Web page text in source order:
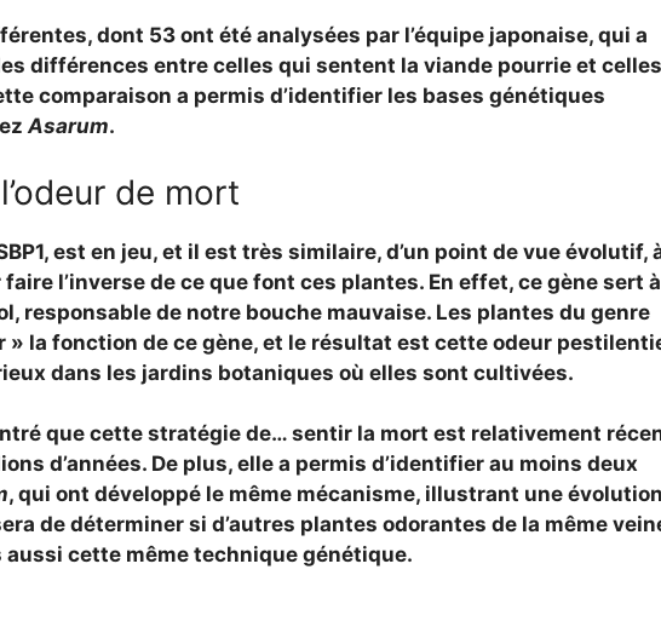
dont 53 ont été analysées par l’équipe japonaise, qui a
différences entre celles qui sentent la viande pourrie et
comparaison a permis d’identifier les bases génétiques
Asarum.
de mort
, est en jeu, et il est très similaire, d’un point de vue évolutif,
l’inverse de ce que font ces plantes. En effet, ce gène sert
responsable de notre bouche mauvaise. Les plantes du genre
» la fonction de ce gène, et le résultat est cette odeur
dans les jardins botaniques où elles sont cultivées.
que cette stratégie de… sentir la mort est relativement
d’années. De plus, elle a permis d’identifier au moins deux
, qui ont développé le même mécanisme, illustrant une évolution
de déterminer si d’autres plantes odorantes de la même
cette mêmetechnique génétique.